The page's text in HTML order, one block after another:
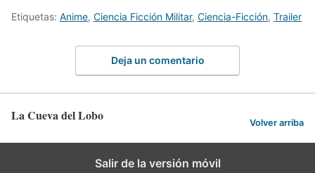
Etiquetas: Anime, Ciencia Ficción Militar, Ciencia-Ficción, Trailer
Deja un comentario
La Cueva del Lobo Volver arriba
Salir de la versión móvil